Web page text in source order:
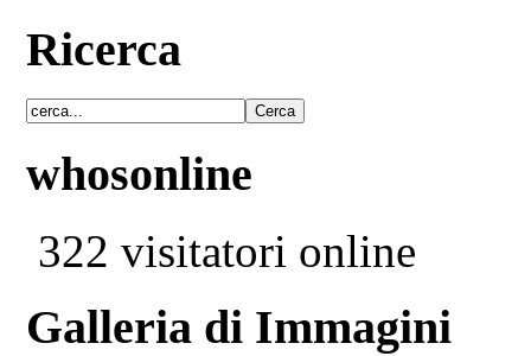
Ricerca
whosonline
322 visitatori online
Galleria di Immagini